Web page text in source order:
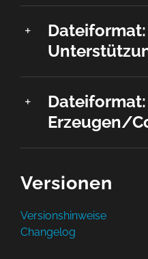
Dateiformat:
Erzeugen/
Versionen
Versionshinweise
Changelog